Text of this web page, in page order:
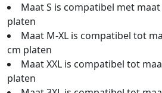
Maat S is compatibel met maat
platen
Maat M-XL is compatibel tot
cm platen
Maat XXL is compatibel tot
platen